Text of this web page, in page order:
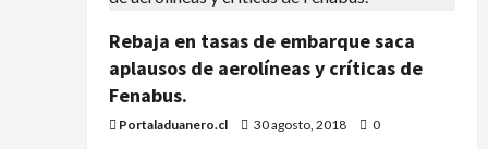
Rebaja en tasas de embarque saca
aplausos de aerolíneas y críticas de
Fenabus.
Portaladuanero.cl 30 agosto, 2018 0